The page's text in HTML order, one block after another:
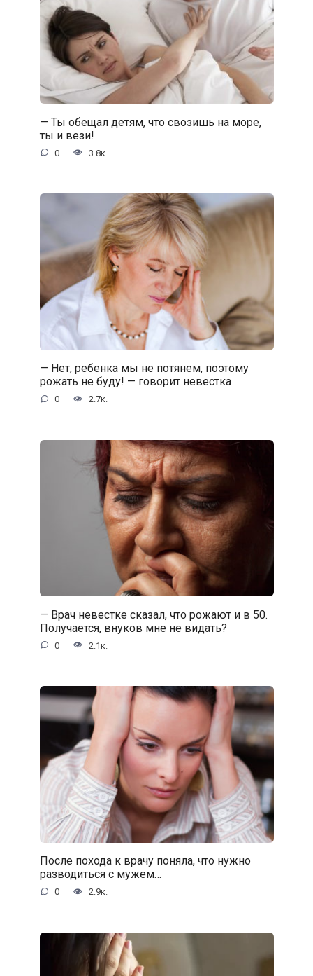
— Ты обещал детям, что свозишь на море,
ты и вези!
0 3.8к.
— Нет, ребенка мы не потянем, поэтому
рожать не буду! — говорит невестка
0 2.7к.
— Врач невестке сказал, что рожают и в 50.
Получается, внуков мне не видать?
0 2.1к.
После похода к врачу поняла, что нужно
разводиться с мужем…
0 2.9к.